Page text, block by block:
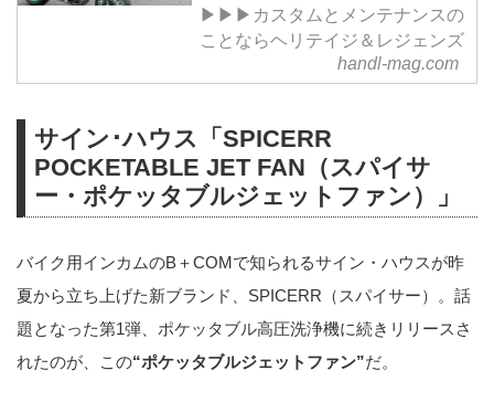
▶▶▶カスタムとメンテナンスの
ことならヘリテイジ＆レジェンズ
handl-mag.com
サイン･ハウス「SPICERR
POCKETABLE JET FAN（スパイサ
ー・ポケッタブルジェットファン）」
バイク用インカムのB＋COMで知られるサイン・ハウスが昨
夏から立ち上げた新ブランド、SPICERR（スパイサー）。話
題となった第1弾、ポケッタブル高圧洗浄機に続きリリースさ
れたのが、この“ポケッタブルジェットファン”だ。